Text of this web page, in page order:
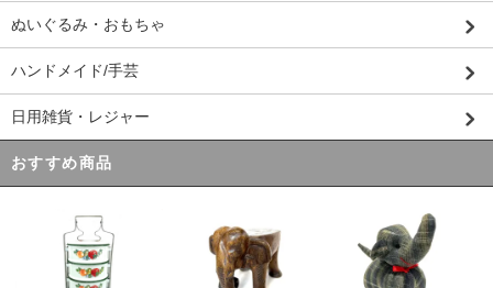
ぬいぐるみ・おもちゃ
ハンドメイド/手芸
日用雑貨・レジャー
おすすめ商品